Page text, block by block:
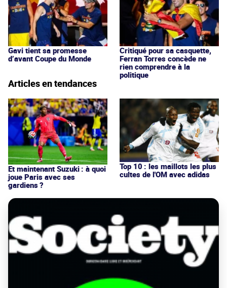
Gavi tient sa promesse
d’avant Coupe du Monde
Critiqué pour sa casquette,
Ferran Torres concède ne
rien comprendre à la
politique
Articles en tendances
Et maintenant Suzuki : à quoi
joue Paris avec ses
gardiens ?
Top 10 : les maillots les plus
cultes de l'OM avec adidas